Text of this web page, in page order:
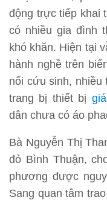
động trực tiếp khai
có nhiều gia đình
khó khăn. Hiện tại
hành nghề trên
nổi cứu sinh, nhiều
trang bị thiết bị
dân chưa có áo
Bà Nguyễn Thị
đỏ Bình Thuận,
phương được
Sang quan tâm